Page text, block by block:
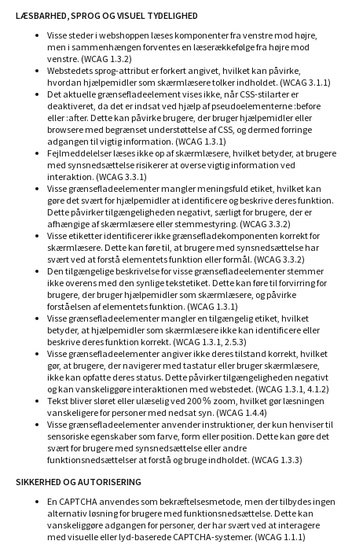
LÆSBARHED, SPROG OG VISUEL TYDELIGHED
Visse steder i webshoppen læses komponenter fra venstre mod højre,
men i sammenhængen forventes en læserækkefølge fra højre mod
venstre. (WCAG 1.3.2)
Webstedets sprog-attribut er forkert angivet, hvilket kan påvirke,
hvordan hjælpemidler som skærmlæsere tolker indholdet. (WCAG 3.1.1)
Det aktuelle grænsefladeelement vises ikke, når CSS-stilarter er
deaktiveret, da det er indsat ved hjælp af pseudoelementerne :before
eller :after. Dette kan påvirke brugere, der bruger hjælpemidler eller
browsere med begrænset understøttelse af CSS, og dermed forringe
adgangen til vigtig information. (WCAG 1.3.1)
Fejlmeddelelser læses ikke op af skærmlæsere, hvilket betyder, at brugere
med synsnedsættelse risikerer at overse vigtig information ved
interaktion. (WCAG 3.3.1)
Visse grænsefladeelementer mangler meningsfuld etiket, hvilket kan
gøre det svært for hjælpemidler at identificere og beskrive deres funktion.
Dette påvirker tilgængeligheden negativt, særligt for brugere, der er
afhængige af skærmlæsere eller stemmestyring. (WCAG 3.3.2)
Visse etiketter identificerer ikke grænsefladekomponenten korrekt for
skærmlæsere. Dette kan føre til, at brugere med synsnedsættelse har
svært ved at forstå elementets funktion eller formål. (WCAG 3.3.2)
Den tilgængelige beskrivelse for visse grænsefladeelementer stemmer
ikke overens med den synlige tekstetiket. Dette kan føre til forvirring for
brugere, der bruger hjælpemidler som skærmlæsere, og påvirke
forståelsen af elementets funktion. (WCAG 1.3.1)
Visse grænsefladeelementer mangler en tilgængelig etiket, hvilket
betyder, at hjælpemidler som skærmlæsere ikke kan identificere eller
beskrive deres funktion korrekt. (WCAG 1.3.1, 2.5.3)
Visse grænsefladeelementer angiver ikke deres tilstand korrekt, hvilket
gør, at brugere, der navigerer med tastatur eller bruger skærmlæsere,
ikke kan opfatte deres status. Dette påvirker tilgængeligheden negativt
og kan vanskeliggøre interaktionen med webstedet. (WCAG 1.3.1, 4.1.2)
Tekst bliver sløret eller ulæselig ved 200 % zoom, hvilket gør læsningen
vanskeligere for personer med nedsat syn. (WCAG 1.4.4)
Visse grænsefladeelementer anvender instruktioner, der kun henviser til
sensoriske egenskaber som farve, form eller position. Dette kan gøre det
svært for brugere med synsnedsættelse eller andre
funktionsnedsættelser at forstå og bruge indholdet. (WCAG 1.3.3)
SIKKERHED OG AUTORISERING
En CAPTCHA anvendes som bekræftelsesmetode, men der tilbydes ingen
alternativ løsning for brugere med funktionsnedsættelse. Dette kan
vanskeliggøre adgangen for personer, der har svært ved at interagere
med visuelle eller lyd-baserede CAPTCHA-systemer. (WCAG 1.1.1)